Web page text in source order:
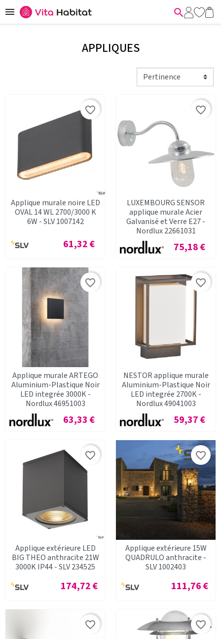
 
APPLIQUES
Applique murale noire LED
OVAL 14 WL 2700/3000 K
6W - SLV 1007142
Prix
61,32 €
favorite_border
LUXEMBOURG SENSOR
applique murale Acier
Galvanisé et Verre E27 -
Nordlux 22661031
Prix
75,18 €
favorite_border
Applique murale ARTEGO
Aluminium-Plastique Noir
LED integrée 3000K -
Nordlux 46951003
Prix
63,33 €
favorite_border
NESTOR applique murale
Aluminium-Plastique Noir
LED integrée 2700K -
Nordlux 49041003
Prix
59,37 €
favorite_border
Applique extérieure LED
BIG THEO anthracite 21W
3000K IP44 - SLV 234525
Prix
174,72 €
favorite_border
Applique extérieure 15W
QUADRULO anthracite -
SLV 1002403
Prix
111,76 €
favorite_border
favorite_border favorite_border